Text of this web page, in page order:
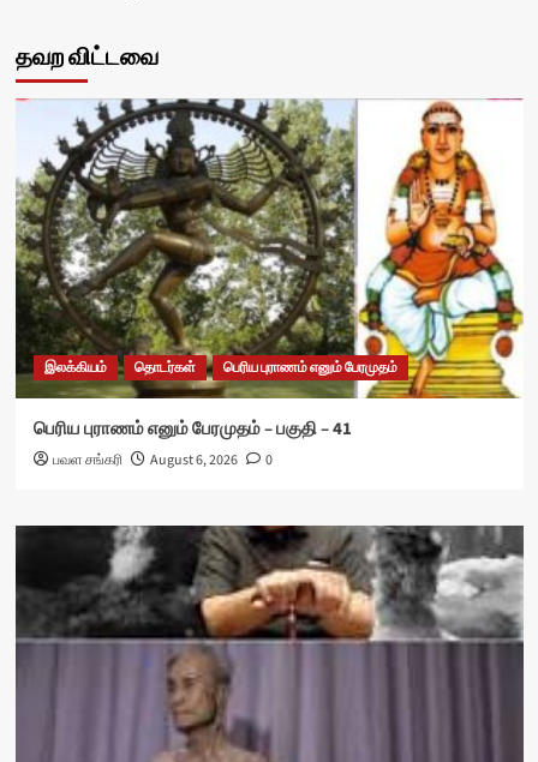
தவற விட்டவை
இலக்கியம் தொடர்கள் பெரிய புராணம் எனும் பேரமுதம்
பெரிய புராணம் எனும் பேரமுதம் – பகுதி – 41
பவள சங்கரி August 6, 2026 0